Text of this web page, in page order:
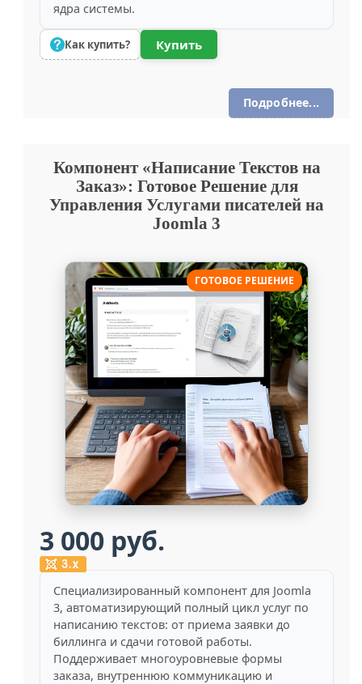
ядра системы.
Как купить? Купить
Подробнее...
Компонент «Написание Текстов на
Заказ»: Готовое Решение для
Управления Услугами писателей на
Joomla 3
ГОТОВОЕ РЕШЕНИЕ
3 000 руб.
Специализированный компонент для Joomla
3, автоматизирующий полный цикл услуг по
написанию текстов: от приема заявки до
биллинга и сдачи готовой работы.
Поддерживает многоуровневые формы
заказа, внутреннюю коммуникацию и